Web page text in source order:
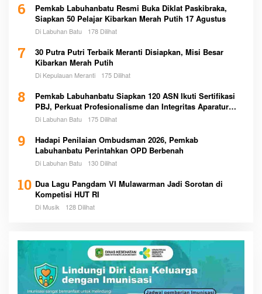
6
Pemkab Labuhanbatu Resmi Buka Diklat Paskibraka,
Siapkan 50 Pelajar Kibarkan Merah Putih 17 Agustus
Di Labuhan Batu 178 Dilihat
7
30 Putra Putri Terbaik Meranti Disiapkan, Misi Besar
Kibarkan Merah Putih
Di Kepulauan Meranti 175 Dilihat
8
Pemkab Labuhanbatu Siapkan 120 ASN Ikuti Sertifikasi
PBJ, Perkuat Profesionalisme dan Integritas Aparatur
Pemerintah
Di Labuhan Batu 175 Dilihat
9
Hadapi Penilaian Ombudsman 2026, Pemkab
Labuhanbatu Perintahkan OPD Berbenah
Di Labuhan Batu 130 Dilihat
10 Dua Lagu Pangdam VI Mulawarman Jadi Sorotan di
Kompetisi HUT RI
Di Musik 128 Dilihat